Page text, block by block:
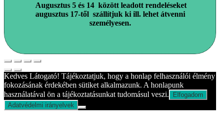
Augusztus 5 és 14 között leadott rendeléseket
augusztus 17-től szállítjuk ki ill. lehet átvenni
személyesen.
Kedves Látogató! Tájékoztatjuk, hogy a honlap felhasználói élmény
fokozásának érdekében sütiket alkalmazunk. A honlapunk
használatával ön a tájékoztatásunkat tudomásul veszi.
Elfogadom
Adatvédelmi irányelvek